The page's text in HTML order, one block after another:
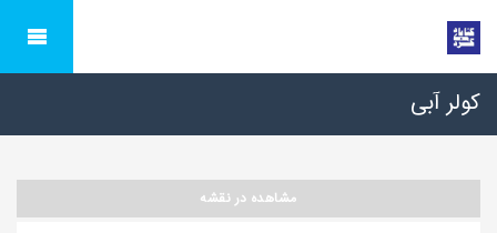
کولر آبی
مشاهده در نقشه